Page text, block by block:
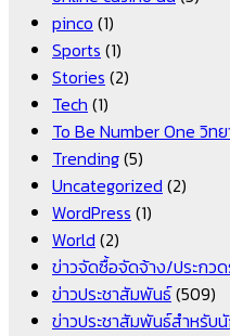
pinco (1)
Sports (1)
Stories (2)
Tech (1)
To Be Number One วิ
Trending(5)
Uncategorized (2)
WordPress (1)
World (2)
ข่าวจัดซื้อจัดจ้าง/ประกวด
ข่าวประชาสัมพันธ์(509)
ข่าวประชาสัมพันธ์สำหรับ